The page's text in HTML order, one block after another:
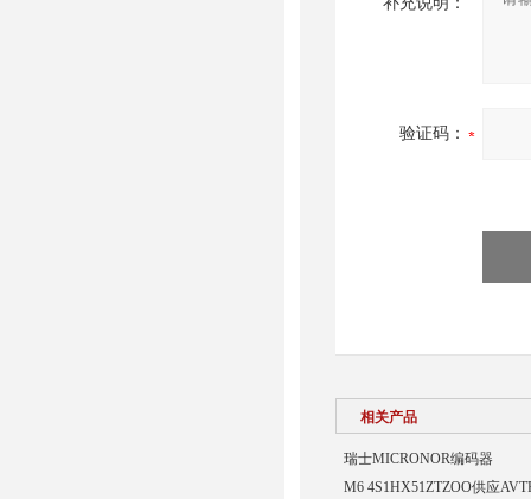
验证码：
相关产品
瑞士MICRONOR编码器
M6 4S1HX51ZTZOO供应